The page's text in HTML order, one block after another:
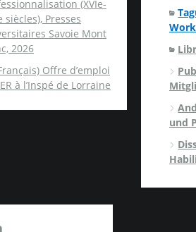
(XVIe-
siècles), Presses
Savoie Mont
2026
Offre d’emploi
à l’Inspé de Lorraine
und